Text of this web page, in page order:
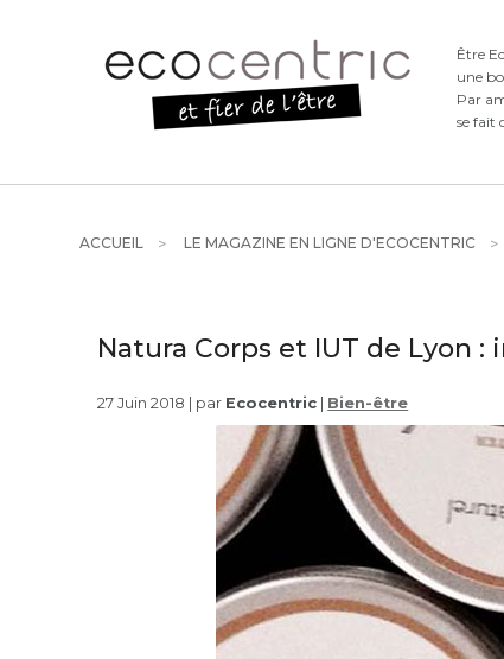
Être
une
Par
se fait
ACCUEIL LE MAGAZINE EN LIGNE D'ECOCENTRIC
Natura Corps et IUT de Lyon
27 Juin 2018 | par Ecocentric Bien-être